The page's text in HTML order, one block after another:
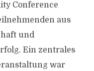
Conference
aus
und
Ein zentrales
war